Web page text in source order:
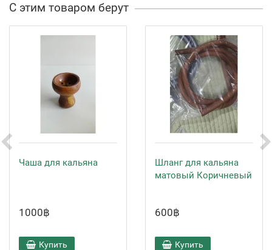
С этим товаром берут
Чаша для кальяна
1000฿
Купить
Шланг для кальяна
матовый Коричневый
600฿
Купить